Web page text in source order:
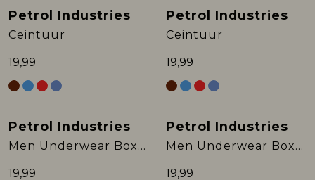
Petrol Industries
Ceintuur
19,99
Petrol Industries
Ceintuur
19,99
Petrol Industries
Men Underwear Boxer
19,99
Petrol Industries
Men Underwear Boxer
19,99